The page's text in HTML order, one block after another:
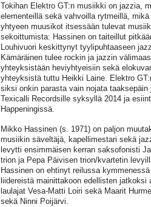
Tokihan Elektro GT:n musiikki on jazzia,
elementeillä sekä vahvoilla rytmeillä,
yhtyeen muusikot itsessään tulevat
sekoittumista: Hassinen on taiteillut
Louhivuori keskittynyt tyylipuhtaaseen
Kämäräinen tulee rockin ja jazzin
yhteyksistään heviyhtyeisiin sekä
yhteyksistä tuttu Heikki Laine. Elektro
siksi onkin parasta vain nojata
Texicalli Recordsille syksyllä 2014 ja
Happeningissä.
Mikko Hassinen (s. 1971) on paljon
musiikin säveltäjä, kapellimestari sekä
levytti ensimmäisen kerran saksofonisti
trion ja Pepa Päivisen trion/kvartetin
Hassinen on ehtinyt reilussa
liidereistä mainittakoon edellisten
laulajat Vesa-Matti Loiri sekä Maarit
sekä Ninni Poijärvi.